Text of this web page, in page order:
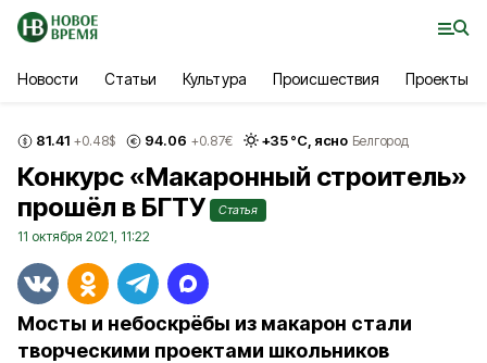
Новости Статьи Культура Происшествия Проекты
81.41 +0.48$ 94.06 +0.87€ +35°С, ясно Белгород
Конкурс «Макаронный строитель»
прошёл в БГТУ
Статья
11 октября 2021, 11:22
Мосты и небоскрёбы из макарон стали
творческими проектами школьников